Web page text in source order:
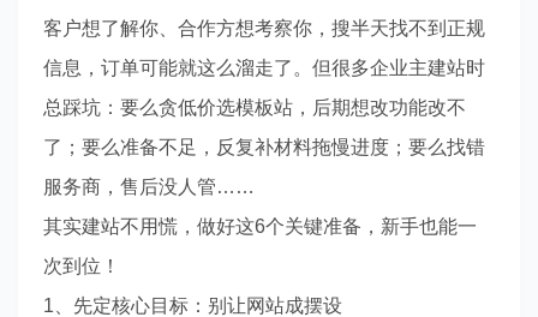
客户想了解你、合作方想考察你，搜半天找不到正规
信息，订单可能就这么溜走了。但很多企业主建站时
总踩坑：要么贪低价选模板站，后期想改功能改不
了；要么准备不足，反复补材料拖慢进度；要么找错
服务商，售后没人管……
其实建站不用慌，做好这6个关键准备，新手也能一
次到位！
1、先定核心目标：别让网站成摆设